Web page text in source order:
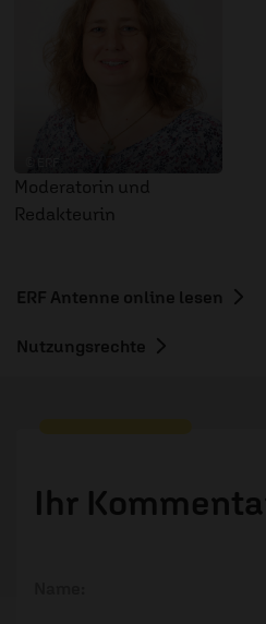
Moderatorin und
Redakteurin
ERF Antenne online lesen
Nutzungsrechte
Ihr